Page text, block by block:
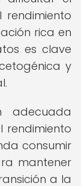
rica en
es clave
y
adecuada
rendimiento
consumir
mantener
a la